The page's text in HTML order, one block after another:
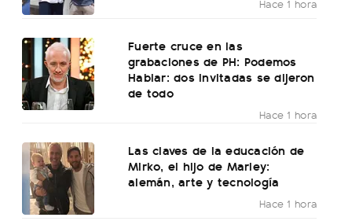
Hace 1 hora
Fuerte cruce en las
grabaciones de PH: Podemos
Hablar: dos invitadas se dijeron
de todo
Hace 1 hora
Las claves de la educación de
Mirko, el hijo de Marley:
alemán, arte y tecnología
Hace 1 hora